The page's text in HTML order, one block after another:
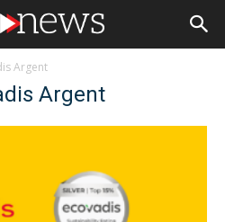
Argent
Argent